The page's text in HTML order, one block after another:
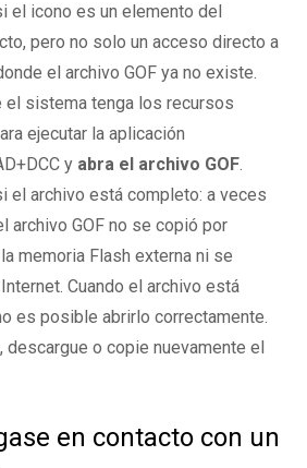
el icono es un elemento del
pero no solo un acceso directo a
el archivo GOF ya no existe.
el sistema tenga los recursos
ejecutar la aplicación
y abra el archivo GOF.
el archivo está completo: a veces
archivo GOF no se copió por
memoria Flash externa ni se
Cuando el archivo está
es posible abrirlo correctamente.
descargue o copie nuevamente el
en contacto con un